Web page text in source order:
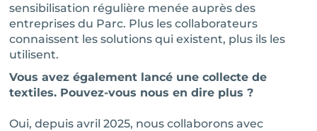
sensibilisation régulière menée auprès des
entreprises du Parc. Plus les collaborateurs
connaissent les solutions qui existent, plus ils les
utilisent.
Vous avez également lancé une collecte de
textiles. Pouvez-vous nous en dire plus ?
Oui, depuis avril 2025, nous collaborons avec